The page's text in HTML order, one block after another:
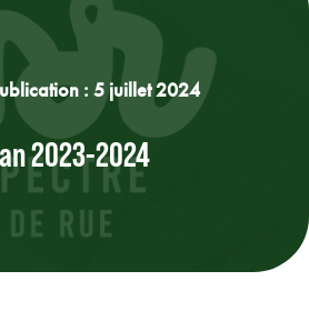
:5 juillet 2024
2023-2024